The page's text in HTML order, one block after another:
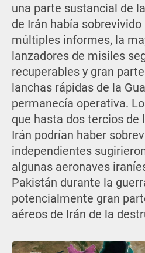
una parte sustancial de
de Irán había
múltiples informes, la
lanzadores de misiles
recuperables y gran
lanchas rápidas de la
permanecía operativa.
que hasta dos tercios de
Irán podrían haber
independientes
algunas aeronaves
Pakistán durante la
potencialmente gran
aéreos de Irán de la